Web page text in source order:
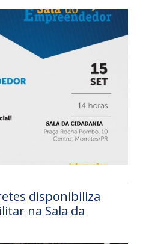
disponibiliza
na Sala da